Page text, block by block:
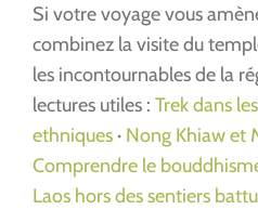
Si votre voyage vous
combinez la visite du
les incontournables de la
lectures utiles : Trek dans
ethniques · Nong Khiaw et
Comprendre le
Laos hors des sentiers